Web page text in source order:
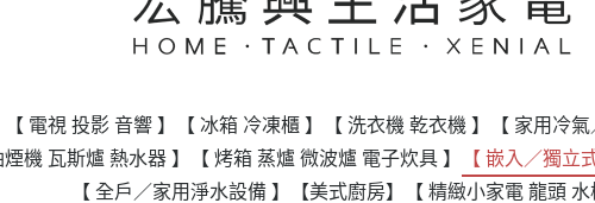
【 電視 投影 音響 】 【 冰箱 冷凍櫃 】 【 洗衣機 乾衣機 】 【 家用冷
煙機 瓦斯爐 熱水器 】 【 烤箱 蒸爐 微波爐 電子炊具 】 【 嵌入／獨立
【 全戶／家用淨水設備 】
【美式廚房】 【 精緻小家電 龍頭 水